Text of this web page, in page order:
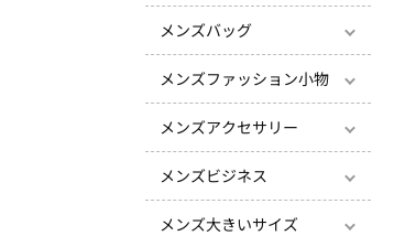
メンズバッグ
メンズファッション小物
メンズアクセサリー
メンズビジネス
メンズ大きいサイズ